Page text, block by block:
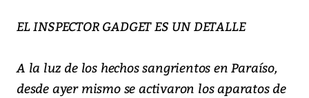
EL INSPECTOR GADGET ES UN DETALLE
A la luz de los hechos sangrientos en Paraíso,
desde ayer mismo se activaron los aparatos de